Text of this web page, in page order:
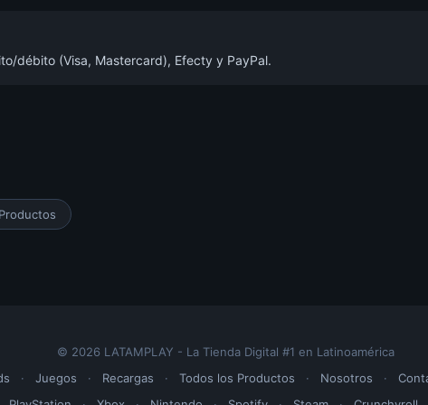
débito (Visa, Mastercard), Efecty y PayPal.
© 2026 LATAMPLAY - La Tienda Digital #1 en Latinoamérica
· Juegos · Recargas · Todos los Productos · Nosotros ·